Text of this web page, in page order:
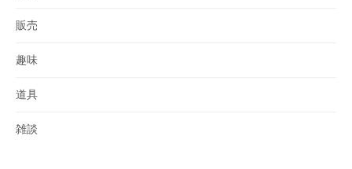
販売
趣味
道具
雑談